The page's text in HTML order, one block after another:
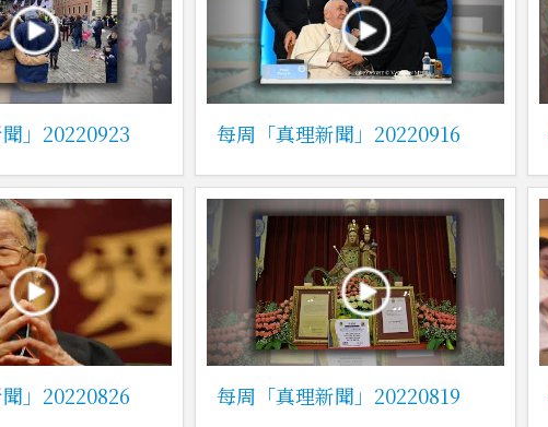
」20220923 每周「真理新聞」20220916
」20220826 每周「真理新聞」20220819